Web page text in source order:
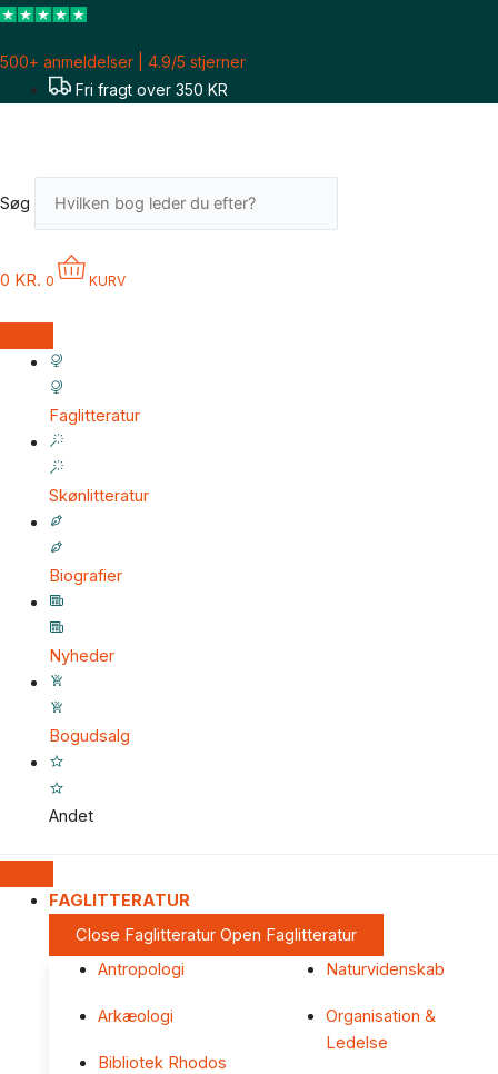
Gå
indholdet
500+ anmeldelser | 4.9/5 stjerner
Fri fragt over 350 KR
Søg
0 KR. 0 KURV
Faglitteratur
Skønlitteratur
Biografier
Nyheder
Bogudsalg
Andet
FAGLITTERATUR
Close Faglitteratur Open Faglitteratur
Antropologi
Arkæologi
Bibliotek Rhodos
Naturvidenskab
Organisation &
Ledelse